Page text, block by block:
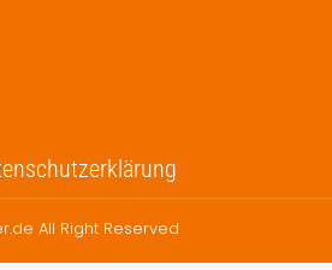
All Right Reserved